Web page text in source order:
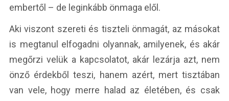
embertől – de leginkább önmaga elől.
Aki viszont szereti és tiszteli önmagát, az másokat
is megtanul elfogadni olyannak, amilyenek, és akár
megőrzi velük a kapcsolatot, akár lezárja azt, nem
önző érdekből teszi, hanem azért, mert tisztában
van vele, hogy merre halad az életében, és csak